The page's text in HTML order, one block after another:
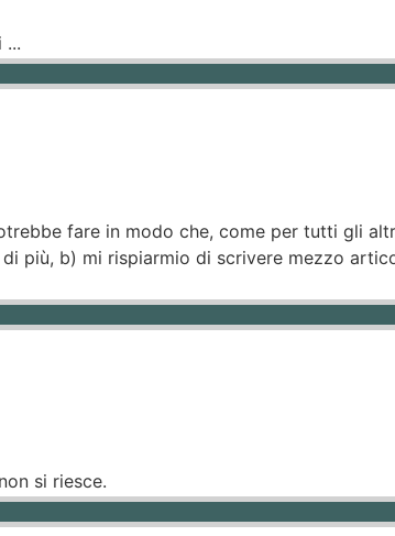
...
fare in modo che, come per tutti gli
più, b) mi rispiarmio di scrivere mezzo
si riesce.